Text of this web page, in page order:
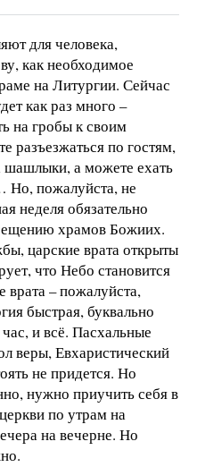
для человека,
как необходимое
на Литургии. Сейчас
как раз много –
на гробы к своим
разъезжаться по гостям,
шашлыки, а можете ехать
Но, пожалуйста, не
неделя обязательно
храмов Божиих.
царские врата открыты
что Небо становится
врата – пожалуйста,
быстрая, буквально
и всё. Пасхальные
веры, Евхаристический
не придется. Но
нужно приучить себя в
по утрам на
на вечерне. Но